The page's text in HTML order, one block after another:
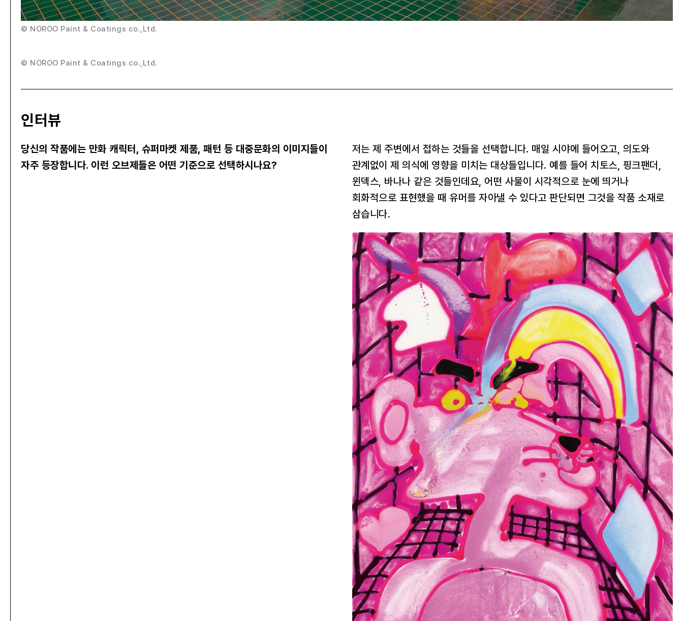
© NOROO Paint & Coatings co.,Ltd.
© NOROO Paint & Coatings co.,Ltd.
인터뷰
당신의 작품에는 만화 캐릭터, 슈퍼마켓 제품, 패턴 등 대중문화의 이미지들이
자주 등장합니다. 이런 오브제들은 어떤 기준으로 선택하시나요?
저는 제 주변에서 접하는 것들을 선택합니다. 매일 시야에 들어오고, 의도와
관계없이 제 의식에 영향을 미치는 대상들입니다. 예를 들어 치토스, 핑크팬더,
윈덱스, 바나나 같은 것들인데요, 어떤 사물이 시각적으로 눈에 띄거나
회화적으로 표현했을 때 유머를 자아낼 수 있다고 판단되면 그것을 작품 소재로
삼습니다.